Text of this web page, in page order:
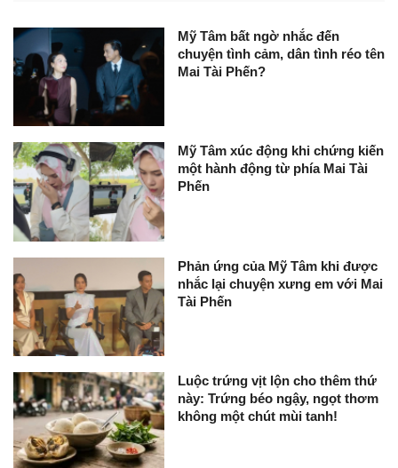
Mỹ Tâm bất ngờ nhắc đến
chuyện tình cảm, dân tình réo tên
Mai Tài Phến?
Mỹ Tâm xúc động khi chứng kiến
một hành động từ phía Mai Tài
Phến
Phản ứng của Mỹ Tâm khi được
nhắc lại chuyện xưng em với Mai
Tài Phến
Luộc trứng vịt lộn cho thêm thứ
này: Trứng béo ngậy, ngọt thơm
không một chút mùi tanh!